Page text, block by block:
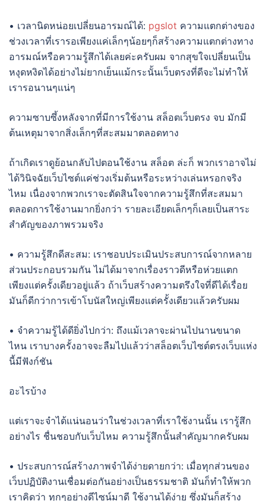
• เวลานิดหน่อยเปลี่ยนอารมณ์ได้: pgslot ความแตกต่างของ
ช่วงเวลาที่เรารอเพียงแค่เล็กๆน้อยๆก็สร้างความแตกต่างทาง
อารมณ์หรือความรู้สึกได้เลยค่ะครับผม จากสุขใจเปลี่ยนเป็น
หงุดหงิดได้อย่างไม่ยากเย็นแม้กระนั้นเว็บตรงที่ดีจะไม่ทำให้
เรารอนานๆแน่ๆ
ความซาบซึ้งหลังจากที่มีการใช้งาน สล็อตเว็บตรง จบ มักมี
ต้นเหตุมาจากสิ่งเล็กๆที่สะสมมาตลอดทาง
ถ้าเกิดเราดูย้อนกลับไปตอนใช้งาน สล็อต ล่ะก็ พวกเราอาจไม่
ได้วินิจฉัยเว็บไซต์แค่ช่วงเริ่มต้นหรือระหว่างเล่นหรอกจริง
ไหม เนื่องจากพวกเราจะตัดสินใจจากความรู้สึกที่สะสมมา
ตลอดการใช้งานมากยิ่งกว่า รายละเอียดเล็กๆก็เลยเป็นสาระ
สำคัญของภาพรวมจริง
• ความรู้สึกดีสะสม: เราชอบประเมินประสบการณ์จากหลาย
ส่วนประกอบรวมกัน ไม่ได้มาจากเรื่องราวดีหรือห่วยแตก
เพียงแต่ครั้งเดียวอยู่แล้ว ถ้าเว็บสร้างความตรึงใจที่ดีได้เรื่อย
มันก็ดีกว่าการเข้าโบนัสใหญ่เพียงแต่ครั้งเดียวแล้วครับผม
• จำความรู้ได้ดียิ่งไปกว่า: ถึงแม้เวลาจะผ่านไปนานขนาด
ไหน เราบางครั้งอาจจะลืมไปแล้วว่าสล็อตเว็บไซต์ตรงเว็บแห่ง
นี้มีฟังก์ชัน
อะไรบ้าง
แต่เราจะจำได้แน่นอนว่าในช่วงเวลาที่เราใช้งานนั้น เรารู้สึก
อย่างไร ชื่นชอบกับเว็บไหม ความรู้สึกนั้นสำคัญมากครับผม
• ประสบการณ์สร้างภาพจำได้ง่ายดายกว่า: เมื่อทุกส่วนของ
เว็บปฏิบัติงานเชื่อมต่อกันอย่างเป็นธรรมชาติ มันก็ทำให้พวก
เราคิดว่า ทุกๆอย่างดีไซน์มาดี ใช้งานได้ง่าย ซึ่งมันก็สร้าง